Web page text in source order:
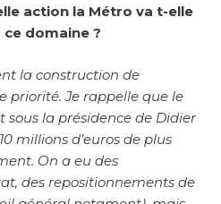
action la Métro va t-elle
domaine ?
la construction de
priorité. Je rappelle que le
sous la présidence de Didier
millions d’euros de plus
On a eu des
des repositionnements de